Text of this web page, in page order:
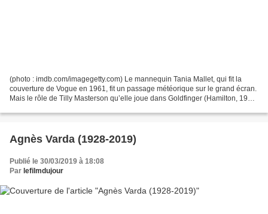
(photo : imdb.com/imagegetty.com) Le mannequin Tania Mallet, qui fit la
couverture de Vogue en 1961, fit un passage météorique sur le grand écran.
Mais le rôle de Tilly Masterson qu’elle joue dans Goldfinger (Hamilton, 1964)
Agnès Varda (1928-2019)
Publié le 30/03/2019 à 18:08
Par lefilmdujour